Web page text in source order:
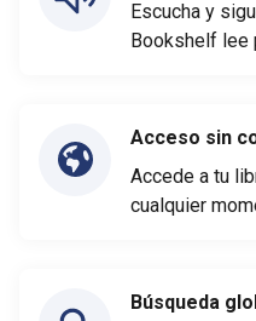
Escucha y
Bookshelf lee
Acceso sin
Accede a tu
cualquier
Búsqueda